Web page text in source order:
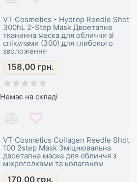
VT Cosmetics - Hydrop Reedle Shot
300hL 2-Step Mask Двоетапна
тканинна маска для обличчя зі
спікулами (300) для глибокого
зволоження
158,00 грн.
Немає на складі
VT Cosmetics Collagen Reedle Shot
100 2step Mask Зміцнювальна
двоетапна маска для обличчя з
мікроголками та колагеном
170,00 грн.